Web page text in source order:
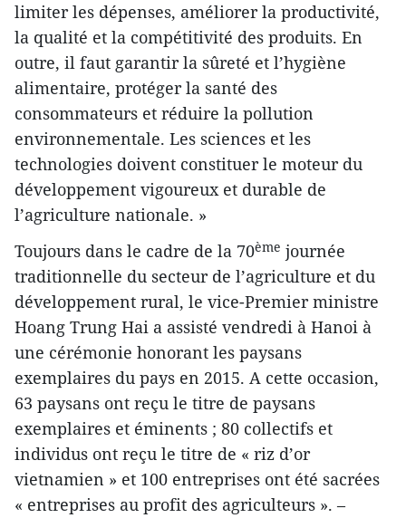
limiter les dépenses, améliorer la productivité,
la qualité et la compétitivité des produits. En
outre, il faut garantir la sûreté et l’hygiène
alimentaire, protéger la santé des
consommateurs et réduire la pollution
environnementale. Les sciences et les
technologies doivent constituer le moteur du
développement vigoureux et durable de
l’agriculture nationale. »
Toujours dans le cadre de la 70ème journée
traditionnelle du secteur de l’agriculture et du
développement rural, le vice-Premier ministre
Hoang Trung Hai a assisté vendredi à Hanoi à
une cérémonie honorant les paysans
exemplaires du pays en 2015. A cette occasion,
63 paysans ont reçu le titre de paysans
exemplaires et éminents ; 80 collectifs et
individus ont reçu le titre de « riz d’or
vietnamien » et 100 entreprises ont été sacrées
« entreprises au profit des agriculteurs ». –